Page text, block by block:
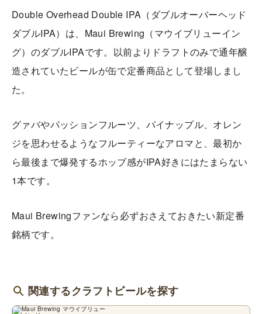
Double Overhead Double IPA（ダブルオーバーヘッド
ダブルIPA）は、Maui Brewing（マウイブリューイン
グ）のダブルIPAです。以前よりドラフトのみで通年醸
造されていたビールが缶で定番商品として登場しまし
た。
グァバやパッションフルーツ、パイナップル、オレン
ジを思わせるようなフルーティーなアロマと、最初か
ら最後まで爆発するホッブ感がIPA好きにはたまらない
1本です。
Maui Brewingファンなら必ずおさえておきたい新定番
銘柄です。
関連するクラフトビールを探す